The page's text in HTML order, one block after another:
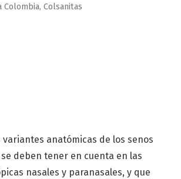
Colsanitas
variantes anatómicas de los senos
deben tener en cuenta en las
nasales y paranasales, y que